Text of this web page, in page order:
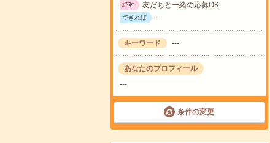
絶対 友だちと一緒の応募OK
できれば ---
キーワード ---
あなたのプロフィール
---
条件の変更